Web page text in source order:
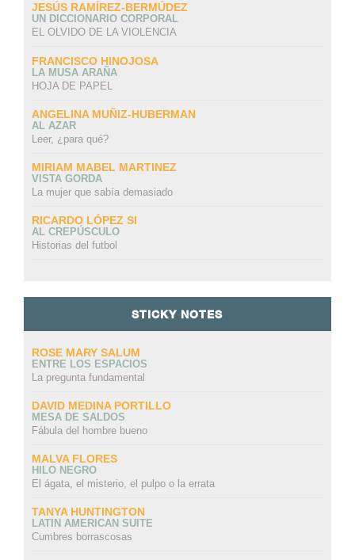
JESÚS RAMÍREZ-BERMÚDEZ
UN DICCIONARIO CORPORAL
EL OLVIDO DE LA VIOLENCIA
FRANCISCO HINOJOSA
LA MUSA ARAÑA
HOJA DE PAPEL
ANGELINA MUÑIZ-HUBERMAN
AL AZAR
Leer, ¿para qué?
MIRIAM MABEL MARTINEZ
VISTA GORDA
La mujer que sabía demasiado
RICARDO LÓPEZ SI
AL CREPÚSCULO
Historias del futbol
STICKY NOTES
ROSE MARY SALUM
ENTRE LOS ESPACIOS
La pregunta fundamental
DAVID MEDINA PORTILLO
MESA DE SALDOS
Fábula del hombre bueno
MALVA FLORES
HILO NEGRO
El ágata, el misterio, el pulpo o la errata
TANYA HUNTINGTON
LATIN AMERICAN SUITE
Cumbres borrascosas